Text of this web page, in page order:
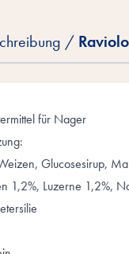
/
für Nager
Glucosesirup,
1,2%, Luzerne 1,2%,